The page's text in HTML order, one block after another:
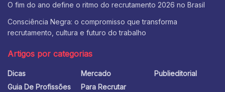
O fim do ano define o ritmo do recrutamento 2026 no Brasil
Consciência Negra: o compromisso que transforma
recrutamento, cultura e futuro do trabalho
Artigos por categorias
Dicas
Guia De Profissões
Mercado
Para Recrutar
Publieditorial